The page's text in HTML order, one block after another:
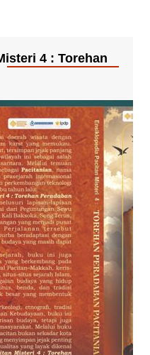
4 : Torehan